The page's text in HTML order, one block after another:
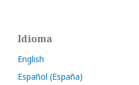
Idioma
English
Español (España)